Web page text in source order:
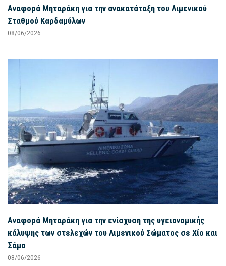
Αναφορά Μηταράκη για την ανακατάταξη του Λιμενικού
Σταθμού Καρδαμύλων
08/06/2026
Αναφορά Μηταράκη για την ενίσχυση της υγειονομικής
κάλυψης των στελεχών του Λιμενικού Σώματος σε Χίο και
Σάμο
08/06/2026